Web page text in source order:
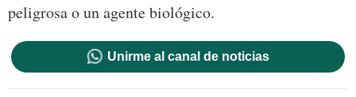
peligrosa o un agente biológico.
Unirme al canal de noticias